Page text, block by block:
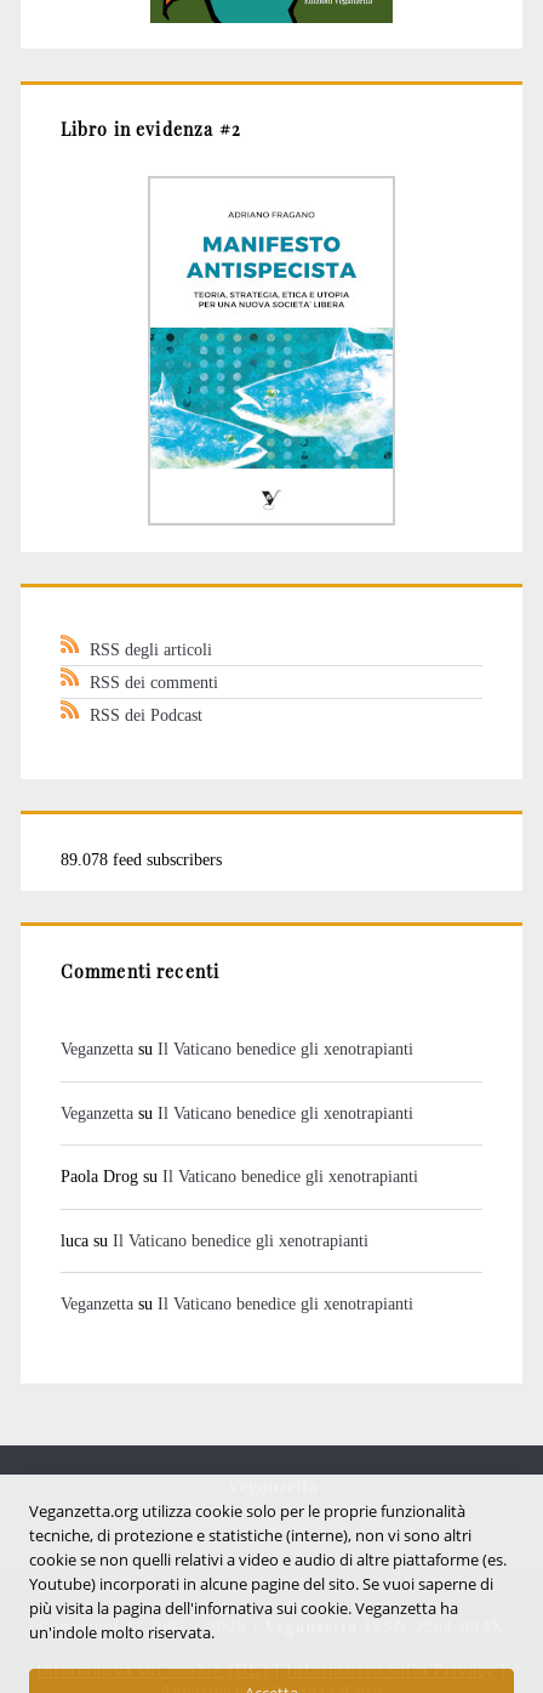
Libro in evidenza #2
RSS degli articoli
RSS dei commenti
RSS dei Podcast
89.078 feed subscribers
Commenti recenti
Veganzettasu Il Vaticano benedice gli xenotrapianti
Veganzettasu Il Vaticano benedice gli xenotrapianti
Paola Drogsu Il Vaticano benedice gli xenotrapianti
lucasu Il Vaticano benedice gli xenotrapianti
Veganzettasu Il Vaticano benedice gli xenotrapianti
Notizie dal mondo vegan e antispecista
Copyright © 2007 - 2026 |
Informativa sui cookie (UE)|Informativa sulla Privacy|
Veganzetta.org utilizza cookie solo per le proprie funzionalità
tecniche, di protezione e statistiche (interne), non vi sono altri
cookie se non quelli relativi a video e audio di altre piattaforme (es.
Youtube) incorporati in alcune pagine del sito. Se vuoi saperne di
più visita la pagina dell'infornativa sui cookie. Veganzetta ha
un'indole molto riservata.